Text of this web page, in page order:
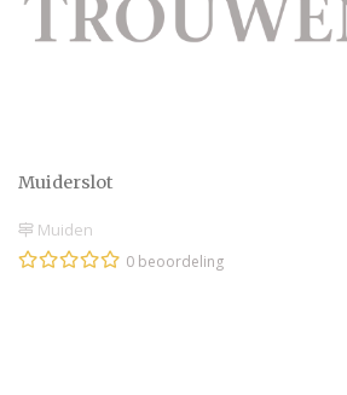
Muiderslot
Muiden
0 beoordeling